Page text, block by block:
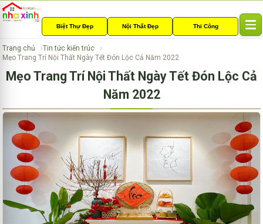
Biệt Thự Đẹp Nội Thất Đẹp Thi Công
l
a
v
i
a
t
i
o
n
Trang chủ
Tin tức kiến trúc
Mẹo Trang Trí Nội Thất Ngày Tết Đón Lộc Cả Năm 2022
Mẹo Trang Trí Nội Thất Ngày Tết Đón Lộc Cả
Năm 2022